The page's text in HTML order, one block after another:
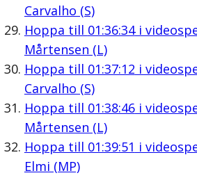
Carvalho (S)
Hoppa till 01:36:34i
Mårtensen (L)
Hoppa till 01:37:12 i
Carvalho (S)
Hoppa till 01:38:46i
Mårtensen (L)
Hoppa till 01:39:51 i
Elmi (MP)